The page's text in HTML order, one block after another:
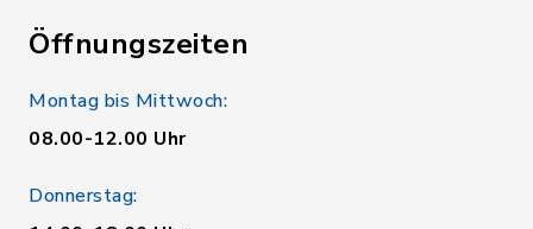
Öffnungszeiten
Montag bis Mittwoch:
08.00-12.00 Uhr
Donnerstag: